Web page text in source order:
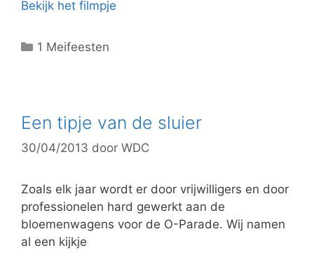
Bekijk het filmpje
C
g
r
e
ë
n
1 Meifeesten
Een tipje van de sluier
30/04/2013 door WDC
Zoals elk jaar wordt er door vrijwilligers en door
professionelen hard gewerkt aan de
bloemenwagens voor de O-Parade. Wij namen
al een kijkje